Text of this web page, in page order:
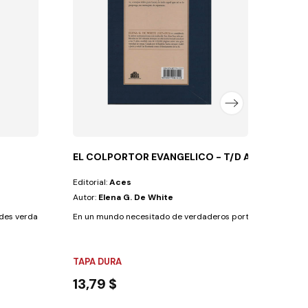
verdades vitales como la justificación por...
EL COLPORTOR EVANGELICO - T/D AZUL
Editorial:Aces
Autor: Elena G. De White
En un mundo necesitado de verdaderos portadores de
TAPA DURA
13,79 $